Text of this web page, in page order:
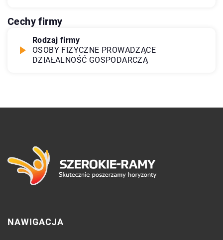
Cechy firmy
Rodzaj firmy
OSOBY FIZYCZNE PROWADZĄCE
DZIAŁALNOŚĆ GOSPODARCZĄ
NAWIGACJA